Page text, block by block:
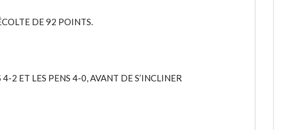
DE 92 POINTS.
2 ET LES PENS 4-0, AVANT DE S’INCLINER